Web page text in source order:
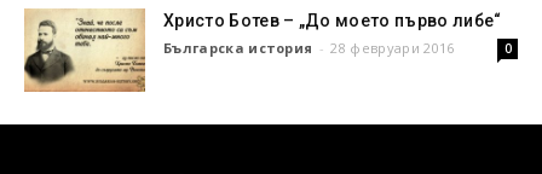
Христо Ботев – „До моето първо либе“
Българска история - 28 февруари 2016 0